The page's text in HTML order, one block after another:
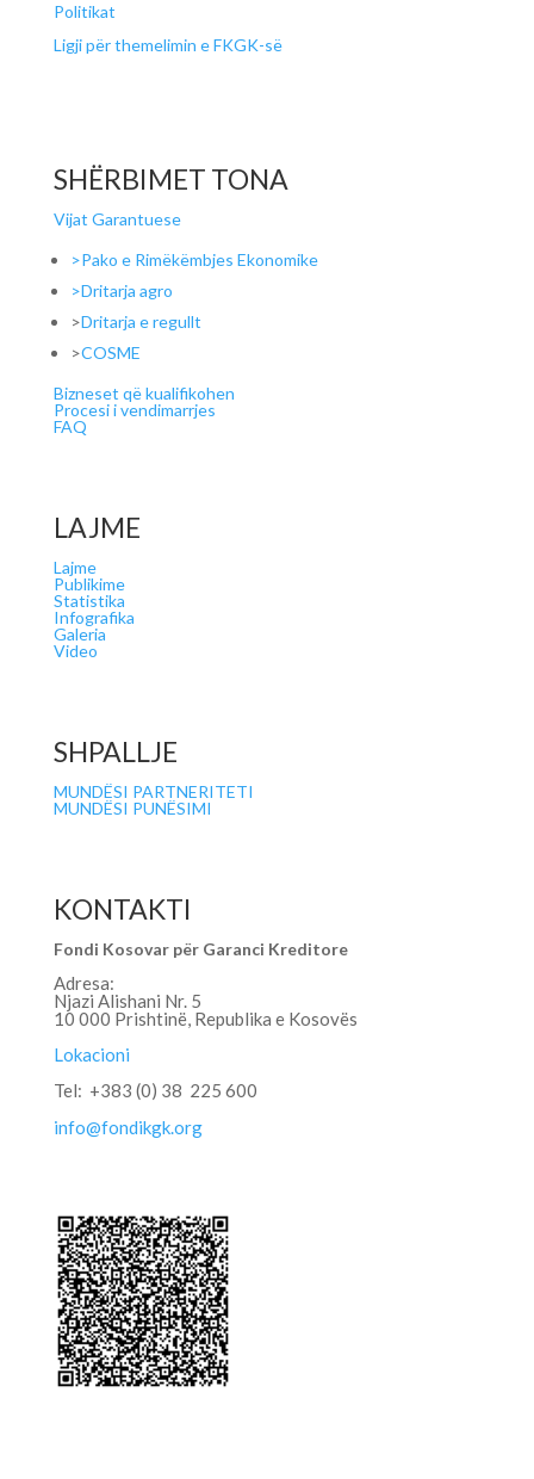
Politikat
Ligji për themelimin e FKGK-së
SHËRBIMET TONA
Vijat Garantuese
>Pako e Rimëkëmbjes Ekonomike
>Dritarja agro
>Dritarja e regullt
>COSME
Bizneset që kualifikohen
Procesi i vendimarrjes
FAQ
LAJME
Lajme
Publikime
Statistika
Infografika
Galeria
Video
SHPALLJE
MUNDËSI PARTNERITETI
MUNDËSI PUNËSIMI
KONTAKTI
Fondi Kosovar për Garanci Kreditore
Adresa:
Njazi Alishani Nr. 5
10 000 Prishtinë, Republika e Kosovës
Lokacioni
Tel: +383 (0) 38 225 600
info@fondikgk.org